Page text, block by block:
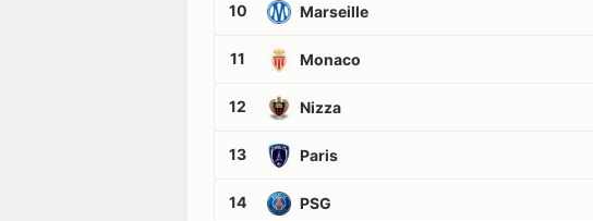
10 Marseille
11 Monaco
12 Nizza
13 Paris
14 PSG